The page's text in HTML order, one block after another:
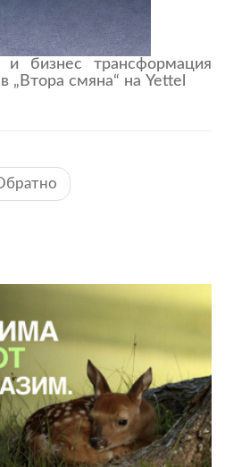
и бизнес трансформация
„Втора смяна“ на Yettel